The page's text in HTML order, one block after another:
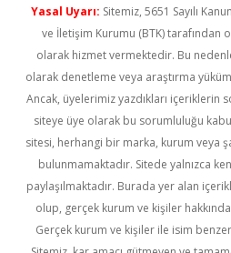
Yasal Uyarı: Sitemiz, 5651 Sayılı
ve İletişim Kurumu (BTK) tarafından
olarak hizmet vermektedir. Bu
olarak denetleme veya araştırma
Ancak, üyelerimiz yazdıkları içeriklerin
siteye üye olarak bu sorumluluğu
sitesi, herhangi bir marka, kurum veya
bulunmamaktadır. Sitede yalnızca
paylaşılmaktadır. Burada yer alan
olup, gerçek kurum ve kişiler
Gerçek kurum ve kişiler ile isim